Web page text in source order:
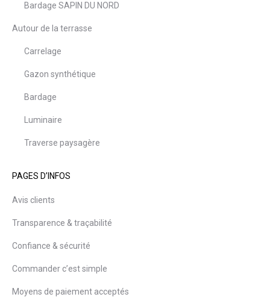
Bardage SAPIN DU NORD
Autour de la terrasse
Carrelage
Gazon synthétique
Bardage
Luminaire
Traverse paysagère
PAGES D’INFOS
Avis clients
Transparence & traçabilité
Confiance & sécurité
Commander c’est simple
Moyens de paiement acceptés